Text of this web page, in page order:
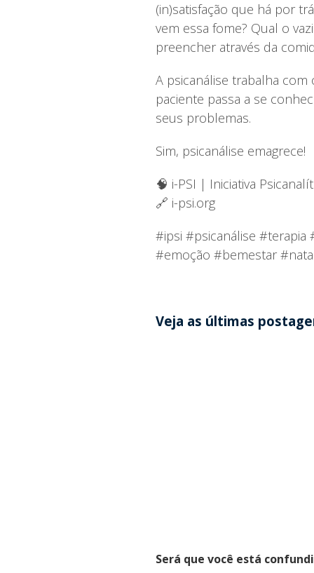
(in)satisfação que há por
vem essa fome? Qual o
preencher através da
A psicanálise trabalha
paciente passa a se
seus problemas.
Sim, psicanálise emagrece!
🧠 i-PSI | Iniciativa
🔗 i-psi.org
#ipsi #psicanálise
#emoção #bemestar
Veja as últimas
Será que você está